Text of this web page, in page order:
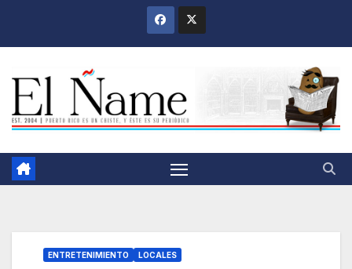
ENTRETENIMIENTO LOCALES